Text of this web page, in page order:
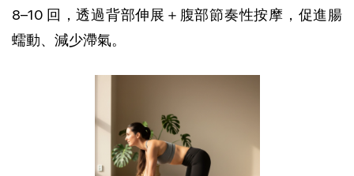
8–10 回，透過背部伸展＋腹部節奏性按摩，促進腸
蠕動、減少滯氣。